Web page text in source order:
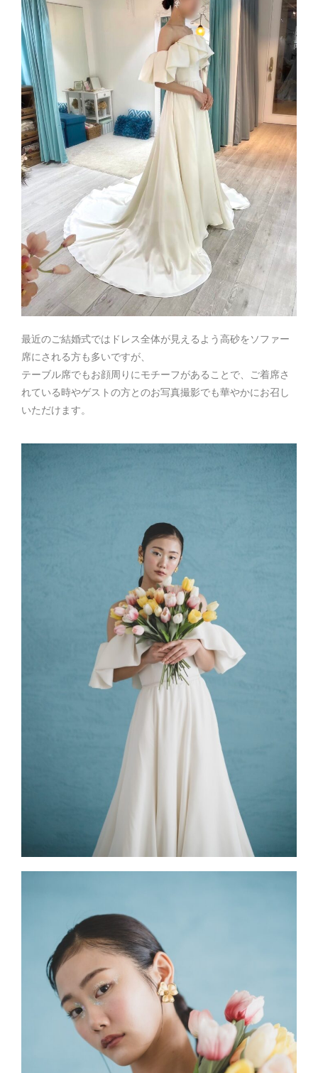
最近のご結婚式ではドレス全体が見えるよう高砂をソファー
席にされる方も多いですが、
テーブル席でもお顔周りにモチーフがあることで、ご着席さ
れている時やゲストの方とのお写真撮影でも華やかにお召し
いただけます。